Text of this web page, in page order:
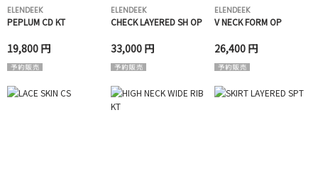
ELENDEEK
PEPLUM CD KT
19,800 円
ELENDEEK
CHECK LAYERED SH OP
33,000 円
ELENDEEK
V NECK FORM OP
26,400 円